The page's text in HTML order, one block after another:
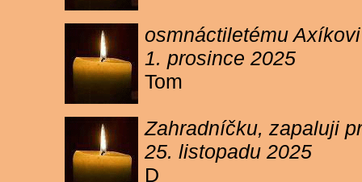
osmnáctiletému
1. prosince 2025
Tom
Zahradníčku, zapaluji
25. listopadu 2025
D